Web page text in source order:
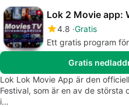
Lok 2 Movie app:
4.8 Gratis
Ett gratis program
Gratis
Lok Lok Movie App är den
Festival, som är en av de största
i…